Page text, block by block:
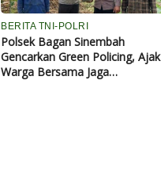
BERITA TNI-POLRI
Polsek Bagan Sinembah
Gencarkan Green Policing, Ajak
Warga Bersama Jaga